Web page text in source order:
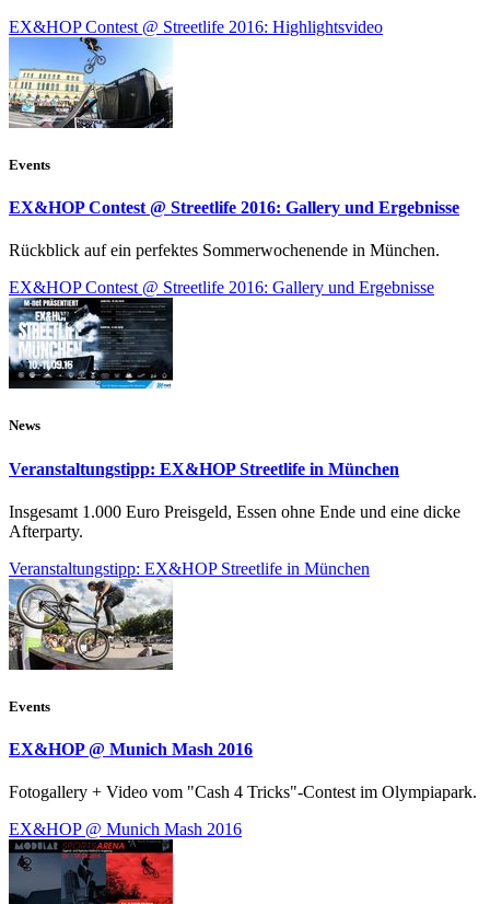
EX&HOP Contest @ Streetlife 2016: Highlightsvideo
Events
EX&HOP Contest @ Streetlife 2016: Gallery und Ergebnisse
Rückblick auf ein perfektes Sommerwochenende in München.
EX&HOP Contest @ Streetlife 2016: Gallery und Ergebnisse
News
Veranstaltungstipp: EX&HOP Streetlife in München
Insgesamt 1.000 Euro Preisgeld, Essen ohne Ende und eine dicke
Afterparty.
Veranstaltungstipp: EX&HOP Streetlife in München
Events
EX&HOP @ Munich Mash 2016
Fotogallery + Video vom "Cash 4 Tricks"-Contest im Olympiapark.
EX&HOP @ Munich Mash 2016